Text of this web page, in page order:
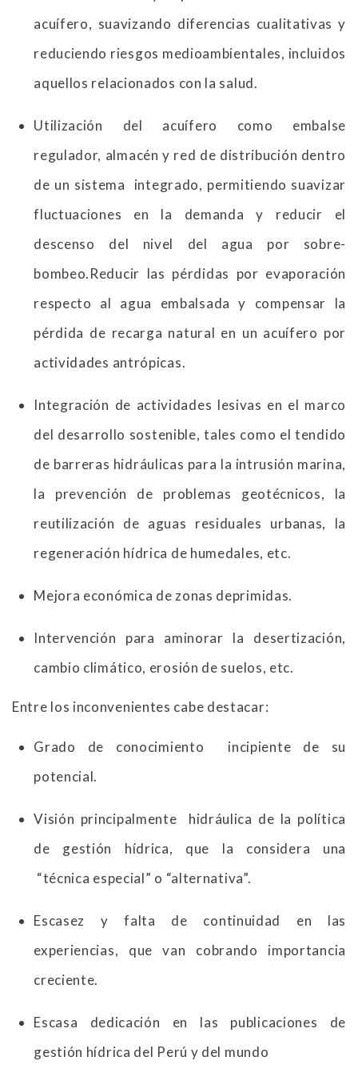
acuífero, suavizando diferencias cualitativas y
reduciendo riesgos medioambientales, incluidos
aquellos relacionados con la salud.
Utilización del acuífero como embalse
regulador, almacén y red de distribución dentro
de un sistema integrado, permitiendo suavizar
fluctuaciones en la demanda y reducir el
descenso del nivel del agua por sobre-
bombeo.Reducir las pérdidas por evaporación
respecto al agua embalsada y compensar la
pérdida de recarga natural en un acuífero por
actividades antrópicas.
Integración de actividades lesivas en el marco
del desarrollo sostenible, tales como el tendido
de barreras hidráulicas para la intrusión marina,
la prevención de problemas geotécnicos, la
reutilización de aguas residuales urbanas, la
regeneración hídrica de humedales, etc.
Mejora económica de zonas deprimidas.
Intervención para aminorar la desertización,
cambio climático, erosión de suelos, etc.
Entre los inconvenientes cabe destacar:
Grado de conocimiento incipiente de su
potencial.
Visión principalmente hidráulica de la política
de gestión hídrica, que la considera una
“técnica especial” o “alternativa”.
Escasez y falta de continuidad en las
experiencias, que van cobrando importancia
creciente.
Escasa dedicación en las publicaciones de
gestión hídrica del Perú y del mundo